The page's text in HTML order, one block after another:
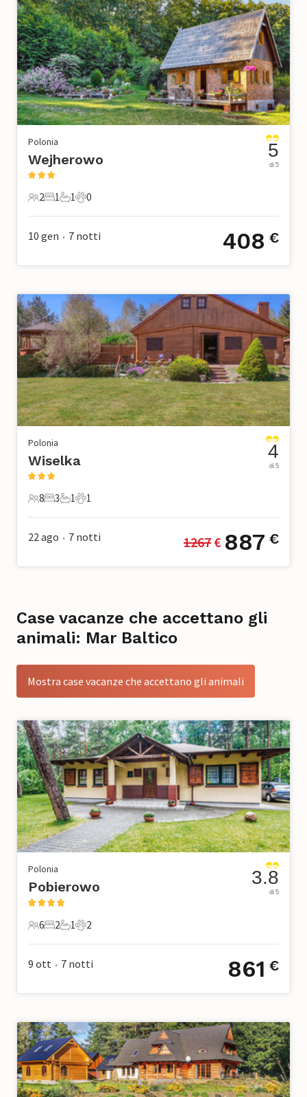
Polonia
Wejherowo
2 Ospiti
2
1 Camera da letto
1
1 Bagno
1
0 Animali domestici
0
5
di 5
10 gen • 7 notti 408 €
Polonia
Wiselka
8 Ospiti
8
3 Camere da letto
3
1 Bagno
1
1 Animale domestico
1
4
di 5
22 ago • 7 notti 1267 € 887 €
Case vacanze che accettano gli
animali: Mar Baltico
Mostra case vacanze che accettano gli animali
Polonia
Pobierowo
6 Ospiti
6
2 Camere da letto
2
1 Bagno
1
2 Animali domestici
2
3.8
di 5
9 ott • 7 notti 861 €